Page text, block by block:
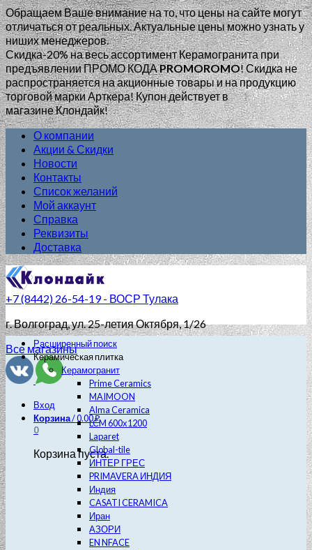
Обращаем Ваше внимание на то, что цены на сайте могут
отличаться от реальных. Актуальные цены можно узнать у
ниших менеджеров.
Скидка-20% на весь ассортимент Керамогранита при
предъявлении ПРОМО КОДАPROMOROMO!Скидка не
распространяется на акционные товары и на продукцию
торговой марки Арткера! Купон действует в
магазине Клондайк!
О компании
Акции & Скидки
Новости
Контакты
Список желаний
Мой аккаунт
Справка
Реквизиты
Доставка
+7 (8442) 26-54-19 - ВОСР Тулака
г. Волгоград, ул. 25-летия Октября, 1/26
Все магазины
Вход
Корзина/0.00₽
0
Корзина пуста.
Расширенный поиск
Керамическая плитка
Керамогранит
Prime Ceramics
MAIMOON
Alma Ceramica
LCM 600х1200
Laparet
Global-tile
ИНТЕР ГРЕС
PRIMAVERA ИНДИЯ
Индия
CASATI CERAMICA
Иран
АЗОРИ
EN NFACE